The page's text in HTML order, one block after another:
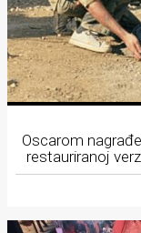
Oscarom
restauriranoj